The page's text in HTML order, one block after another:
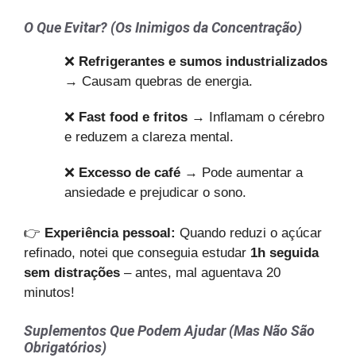
O Que Evitar? (Os Inimigos da Concentração)
❌ Refrigerantes e sumos industrializados
→ Causam quebras de energia.
❌ Fast food e fritos → Inflamam o cérebro
e reduzem a clareza mental.
❌ Excesso de café → Pode aumentar a
ansiedade e prejudicar o sono.
👉 Experiência pessoal: Quando reduzi o açúcar
refinado, notei que conseguia estudar 1h seguida
sem distrações – antes, mal aguentava 20
minutos!
Suplementos Que Podem Ajudar (Mas Não São
Obrigatórios)